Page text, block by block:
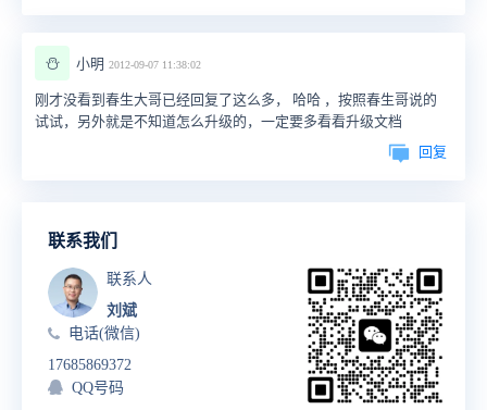
⛄ 小明 2012-09-07 11:38:02
刚才没看到春生大哥已经回复了这么多， 哈哈 ，按照春生哥说的
试试，另外就是不知道怎么升级的，一定要多看看升级文档
回复
联系我们
联系人
刘斌
电话(微信)
17685869372
QQ号码